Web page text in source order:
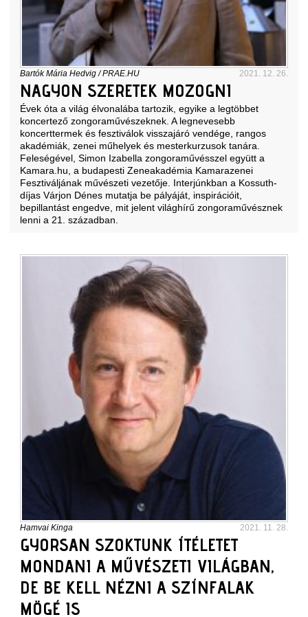
Bartók Mária Hedvig/PRAE.HU 2021. 12. 26.
NAGYON SZERETEK MOZOGNI
Évek óta a világ élvonalába tartozik, egyike a legtöbbet
koncertező zongoraművészeknek. A legnevesebb
koncerttermek és fesztiválok visszajáró vendége, rangos
akadémiák, zenei műhelyek és mesterkurzusok tanára.
Feleségével, Simon Izabella zongoraművésszel együtt a
Kamara.hu, a budapesti Zeneakadémia Kamarazenei
Fesztiváljának művészeti vezetője. Interjúnkban a Kossuth-
díjas Várjon Dénes mutatja be pályáját, inspirációit,
bepillantást engedve, mit jelent világhírű zongoraművésznek
lenni a 21. században.
Hamvai Kinga 2021. 11. 28.
GYORSAN SZOKTUNK ÍTÉLETET
MONDANI A MŰVÉSZETI VILÁGBAN,
DE BE KELL NÉZNI A SZÍNFALAK
MÖGÉ IS